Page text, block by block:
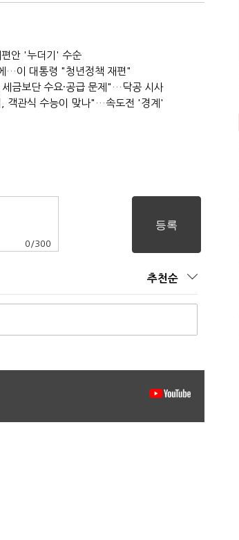
안 '누더기' 수순
…이 대통령 "청년정책 재편"
금보단 수요·공급 문제"…닥공 시사
, 객관식 수능이 맞나"…속도전 '경계'
0 /300
추천순